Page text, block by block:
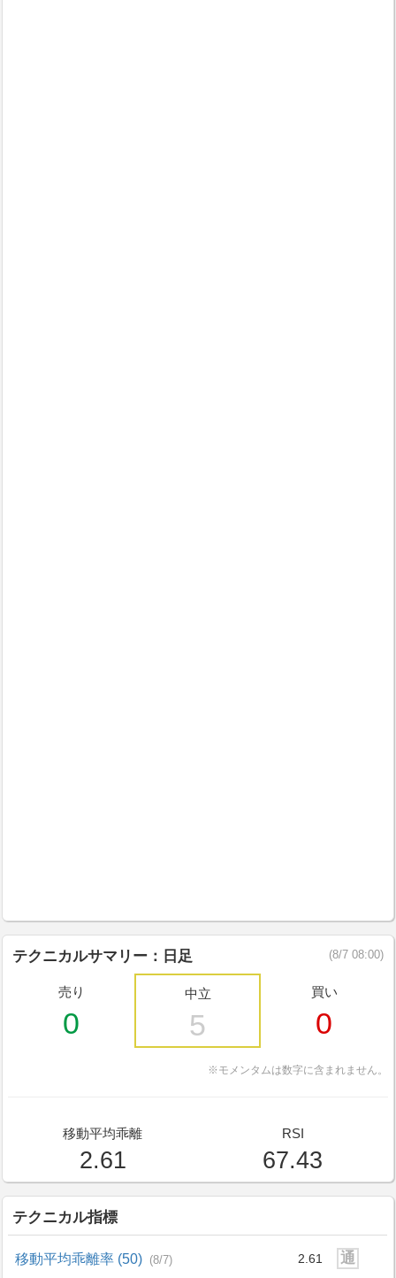
テクニカルサマリー：日足 (8/7 08:00)
売り
0
中立
5
買い
0
※モメンタムは数字に含まれません。
移動平均乖離
2.61
RSI
67.43
テクニカル指標
移動平均乖離率 (50) (8/7) 2.61 通